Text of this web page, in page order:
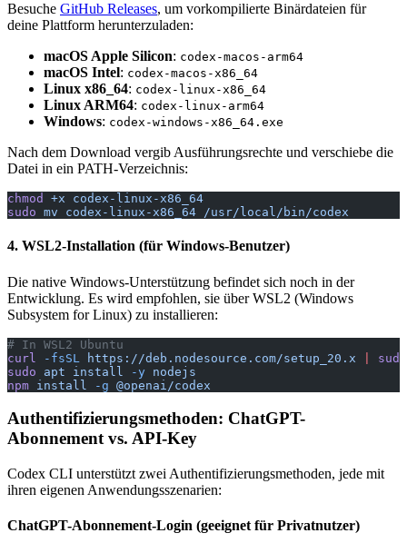
Besuche GitHub Releases, um vorkompilierte Binärdateien für
deine Plattform herunterzuladen:
macOS Apple Silicon: codex-macos-arm64
macOS Intel: codex-macos-x86_64
Linux x86_64: codex-linux-x86_64
Linux ARM64: codex-linux-arm64
Windows: codex-windows-x86_64.exe
Nach dem Download vergib Ausführungsrechte und verschiebe die
Datei in ein PATH-Verzeichnis:
chmod +x codex-linux-x86_64
sudo mv codex-linux-x86_64 /usr/local/bin/codex
4. WSL2-Installation (für Windows-Benutzer)
Die native Windows-Unterstützung befindet sich noch in der
Entwicklung. Es wird empfohlen, sie über WSL2 (Windows
Subsystem for Linux) zu installieren:
# In WSL2 Ubuntu
curl
-fsSL https://deb.nodesource.com/setup_20.x
sudo
sudo apt install -y nodejs
npm install -g @openai/codex
Authentifizierungsmethoden: ChatGPT-
Abonnement vs. API-Key
Codex CLI unterstützt zwei Authentifizierungsmethoden, jede mit
ihren eigenen Anwendungsszenarien:
ChatGPT-Abonnement-Login (geeignet für Privatnutzer)